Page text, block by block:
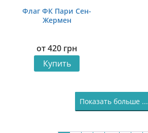
Флаг ФК Пари Сен-
Жермен
от420 грн
Купить
Показать больше ...